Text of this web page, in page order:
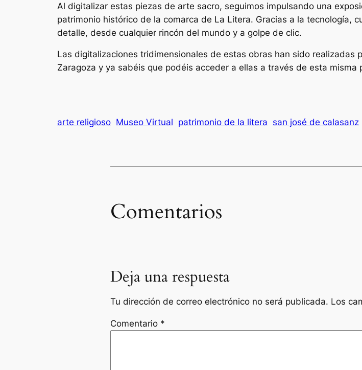
Al digitalizar estas piezas de arte sacro, seguimos impulsando una
patrimonio histórico de la comarca de La Litera. Gracias a la tecnología,
detalle, desde cualquier rincón del mundo y a golpe de clic.
Las digitalizaciones tridimensionales de estas obras han sido realizadas
Zaragoza y ya sabéis que podéis acceder a ellas a través de esta misma
arte religioso Museo Virtual patrimonio de la litera san josé de calasanz
Comentarios
Deja una respuesta
Tu dirección de correo electrónico no será publicada. Los
Comentario *